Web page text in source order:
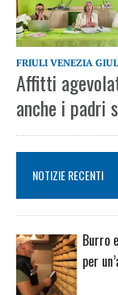
FRIULI VENEZIA
Affitti
anche i padri
NOTIZIE RECENTI
Burro
per